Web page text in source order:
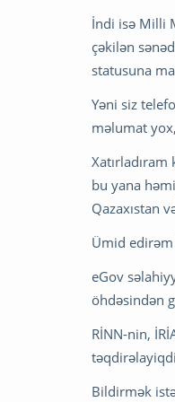
İndi isə Milli
çəkilən
statusuna
Yəni siz
məlumat
bu yana
Qazaxıstan
Ümid
eGov
öhdəsindən
RİNN-nin,
Bildirmək